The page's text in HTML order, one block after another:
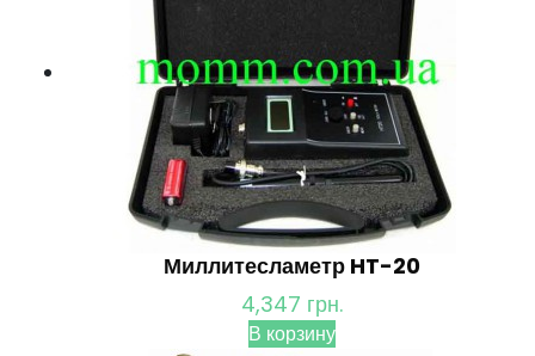
Миллитесламетр HT-20
4,347 грн.
В корзину